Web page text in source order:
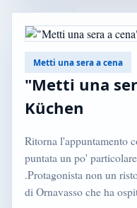
Metti una sera a cena
"Metti una
Küchen
Ritorna l'appuntamento
puntata un po'
.Protagonista non un
di Ornavasso che ha